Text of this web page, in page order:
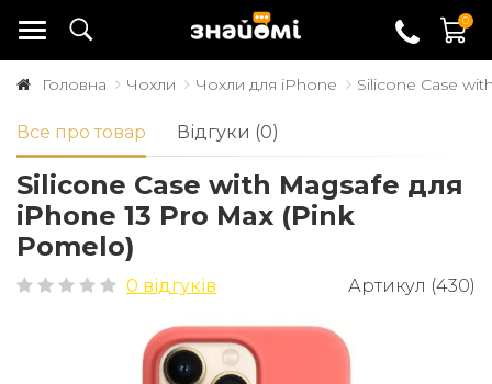
0
Головна Чохли Чохли для iPhone Silicone Case
Все про товар Відгуки (0)
Silicone Case with Magsafe для
iPhone 13 Pro Max (Pink
Pomelo)
0 відгуків Артикул (430)